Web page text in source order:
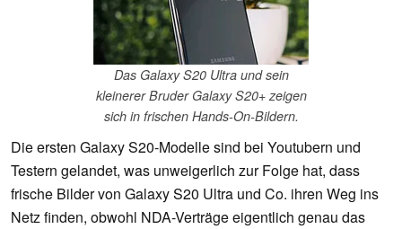
Das Galaxy S20 Ultra und sein
kleinerer Bruder Galaxy S20+ zeigen
sich in frischen Hands-On-Bildern.
Die ersten Galaxy S20-Modelle sind bei Youtubern und
Testern gelandet, was unweigerlich zur Folge hat, dass
frische Bilder von Galaxy S20 Ultra und Co. ihren Weg ins
Netz finden, obwohl NDA-Verträge eigentlich genau das